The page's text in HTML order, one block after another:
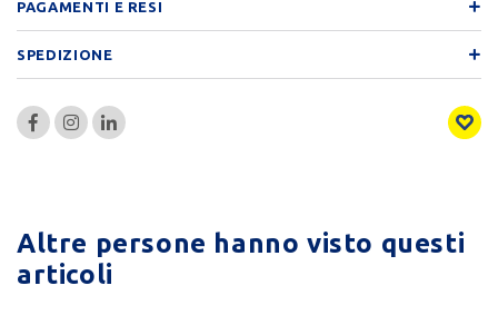
PAGAMENTI E RESI
SPEDIZIONE
Altre persone hanno visto questi
articoli